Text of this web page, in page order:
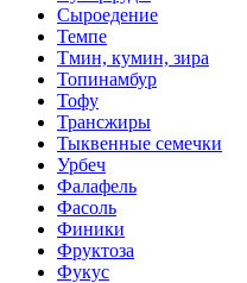
Сыроедение
Темпе
Тмин, кумин, зира
Топинамбур
Тофу
Трансжиры
Тыквенные семечки
Урбеч
Фалафель
Фасоль
Финики
Фруктоза
Фукус